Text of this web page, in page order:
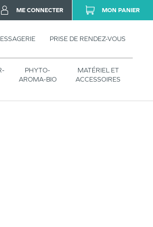
PRISE DE RENDEZ-VOUS
PHYTO-
AROMA-BIO
MATÉRIEL ET
ACCESSOIRES
ME CONNECTER MON PANIER